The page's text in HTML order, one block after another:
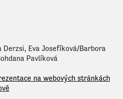
Derzsi, Eva Josefíková/Barbora
Pavlíková
na webových stránkách